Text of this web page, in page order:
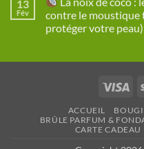
le
comparatif
choc
Bougies
naturelles
en
:
décoration
13
Fév
contre le moustique
protéger votre peau)
le
ACCUEIL
BRÛLE PARFUM &
CARTE CADEAU